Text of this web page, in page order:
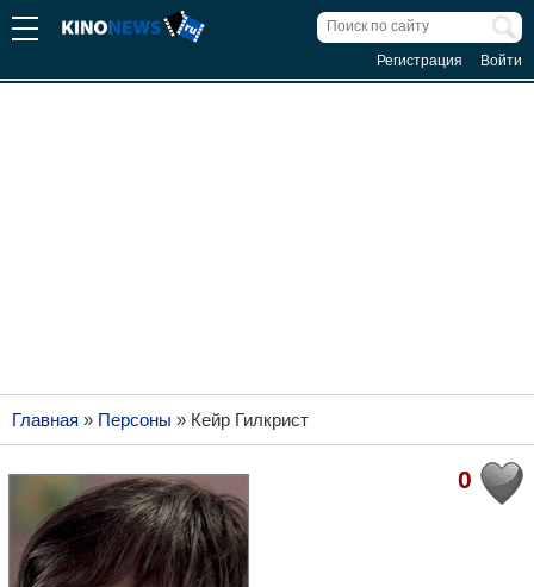
Регистрация Войти
Главная » Персоны » Кейр Гилкрист
0